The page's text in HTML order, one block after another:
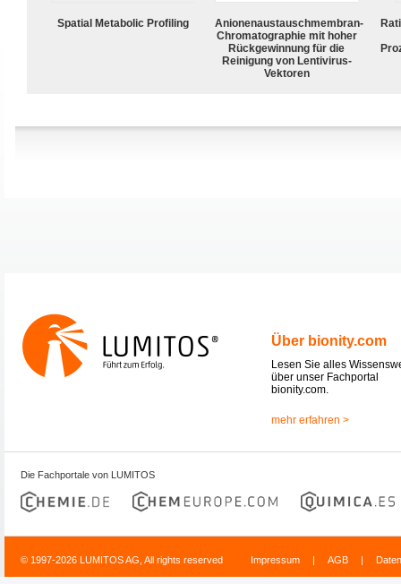
Spatial Metabolic Profiling
Anionenaustauschmembran-
Chromatographie mit hoher
Rückgewinnung für die
Reinigung von Lentivirus-
Vektoren
Über bionity.com
Lesen Sie alles
über unser Fachportal
bionity.com.
mehr erfahren >
Die Fachportale von LUMITOS
© 1997-2026 LUMITOS AG, All rights reserved Impressum | AGB |